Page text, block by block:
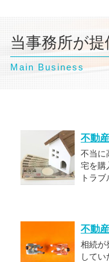
当事務所が
Main Business
不動
不当に
宅を購
トラ
不動
相続が
して